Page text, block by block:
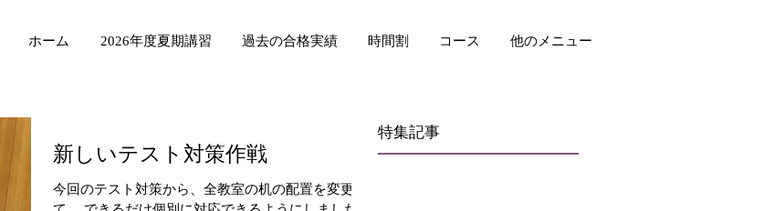
ホーム 2026年度夏期講習 過去の合格実績 時間割 コース 他のメニュー
新しいテスト対策作戦
今回のテスト対策から、全教室の机の配置を変更し
特集記事